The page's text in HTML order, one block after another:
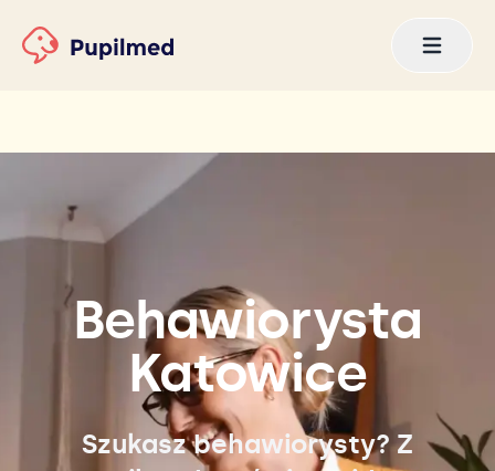
Behawiorysta
Katowice
Szukasz behawiorysty? Z